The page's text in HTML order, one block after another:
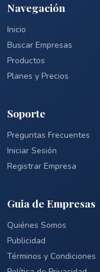
Navegación
Inicio
Buscar Empresas
Productos
Planes y Precios
Soporte
Preguntas Frecuentes
Iniciar Sesión
Registrar Empresa
Guia de Empresas
Quiénes Somos
Publicidad
Términos y Condiciones